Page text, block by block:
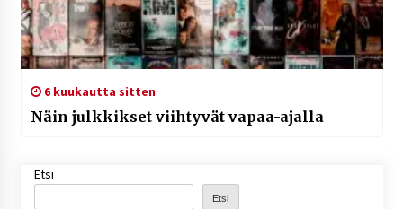
6 kuukautta sitten
Näin julkkikset viihtyvät vapaa-ajalla
Etsi
Etsi